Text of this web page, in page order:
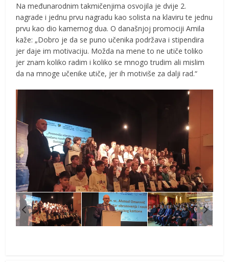
Na međunarodnim takmičenjima osvojila je dvije 2.
nagrade i jednu prvu nagradu kao solista na klaviru te jednu
prvu kao dio kamernog dua. O današnjoj promociji Amila
kaže: „Dobro je da se puno učenika podržava i stipendira
jer daje im motivaciju. Možda na mene to ne utiče toliko
jer znam koliko radim i koliko se mnogo trudim ali mislim
da na mnoge učenike utiče, jer ih motiviše za dalji rad.“